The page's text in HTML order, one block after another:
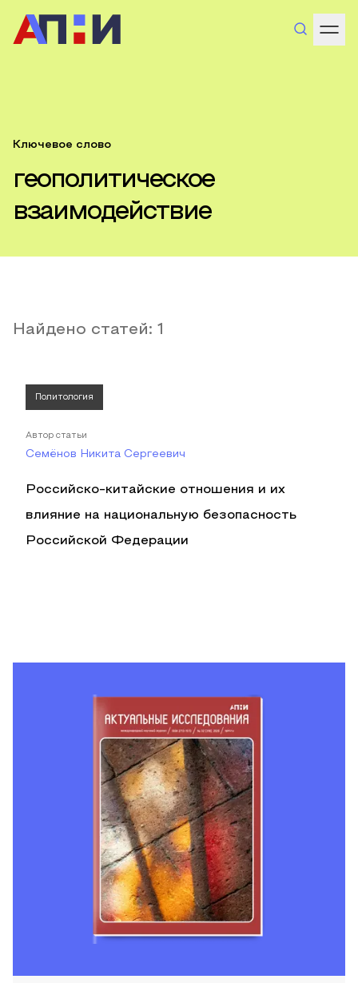
Ключевое слово
геополитическое
взаимодействие
Найдено статей: 1
Политология
Автор статьи
Семёнов Никита Сергеевич
Российско-китайские отношения и их
влияние на национальную безопасность
Российской Федерации